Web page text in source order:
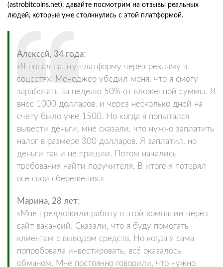
(astrobitcoins.net), давайте посмотрим на отзывы реальных
людей, которые уже столкнулись с этой платформой.
Алексей, 34 года:
«Я попал на эту платформу через рекламу в
соцсетях. Менеджер убедил меня, что я смогу
заработать за неделю 50% от вложенной суммы. Я
внес 1000 долларов, и через несколько дней на
счету было уже 1500. Но когда я попытался
вывести деньги, мне сказали, что нужно заплатить
налог в размере 300 долларов. Я заплатил, но
деньги так и не пришли. Потом начались
требования найти поручителя. В итоге я потерял
все свои сбережения.»
Марина, 28 лет:
«Мне предложили работу в этой компании через
сайт вакансий. Сказали, что я буду помогать
клиентам с выводом средств. Но когда я сама
попробовала инвестировать, всё оказалось
обманом. Мне постоянно говорили, что нужно